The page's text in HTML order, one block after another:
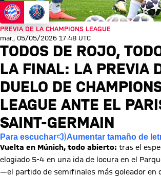
PREVIA DE LA CHAMPIONS LEAGUE
mar., 05/05/2026 17:48 UTC
TODOS DE ROJO,
LA FINAL: LA PREVIA
DUELO DE
LEAGUE ANTE EL
SAINT-GERMAIN
Para escuchar Aumentar tamaño de
Vuelta en Múnich, todo abierto: tras el
elogiado 5-4 en una ida de locura en el
—el partido de semifinales más goleador en